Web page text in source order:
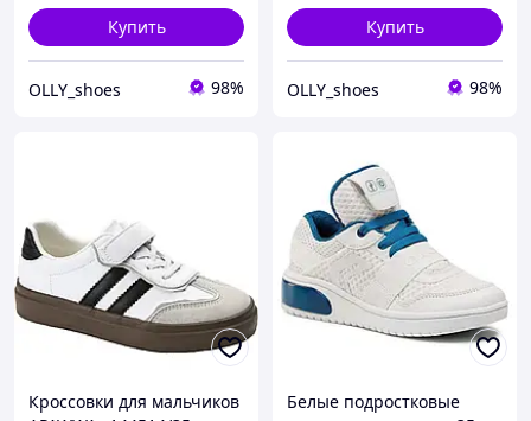
Купить
OLLY_shoes 98%
Купить
OLLY_shoes 98%
Кроссовки для мальчиков
Белые подростковые